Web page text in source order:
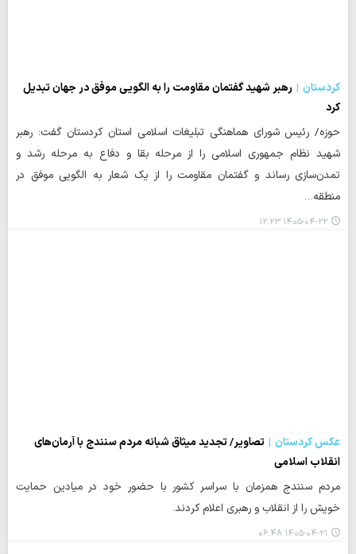
کردستان
رهبر شهید گفتمان مقاومت را به الگویی موفق در جهان تبدیل
کرد
حوزه/ رئیس شورای هماهنگی تبلیغات اسلامی استان کردستان گفت: رهبر
شهید نظام جمهوری اسلامی را از مرحله بقا و دفاع به مرحله رشد و
تمدن‌سازی رساند و گفتمان مقاومت را از یک شعار به الگویی موفق در
منطقه…
۱۴۰۵-۰۴-۲۲ ۱۲:۲۳
عکس کردستان
تصاویر/ تجدید میثاق شبانه مردم سنندج با آرمان‌های
انقلاب اسلامی
مردم سنندج همزمان با سراسر کشور با حضور خود در میادین حمایت
خویش را از انقلاب و رهبری اعلام کردند.
۱۴۰۵-۰۴-۲۱ ۰۶:۴۸